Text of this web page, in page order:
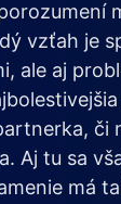
vzťah je
ale aj
či
Aj tu sa
má